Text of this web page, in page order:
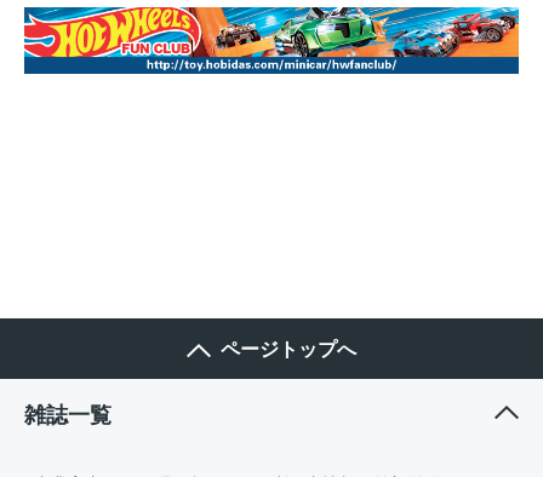
ページトップへ
雑誌一覧